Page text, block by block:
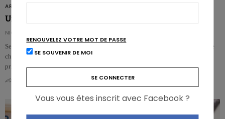
ARTICLES
Un lait riche en protéines aide à contrôler la glycémie
NICOLAS ROUSSEAU
Selon une nouvelle étude publiée dans le Journal of Dairy Science, un simple
changement dans la routine du petit-déjeuner pourrait être bénéfique pour la
pr…
RENOUVELEZ VOTRE MOT DE PASSE
SE SOUVENIR DE MOI
Vous vous êtes inscrit avec Facebook ?